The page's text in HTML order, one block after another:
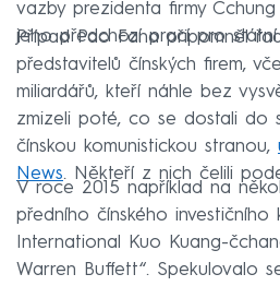
vazby prezidenta firmy
jeho předchozí prací pro státní
Případ Pao Fana připomněl
představitelů čínských firem,
miliardářů, kteří náhle bez
zmizeli poté, co se dostali do
čínskou komunistickou stranou,
News. Někteří z nich čelili
V roce 2015 například na
předního čínského investičního
International Kuo Kuang-
Warren Buffett“. Spekulovalo